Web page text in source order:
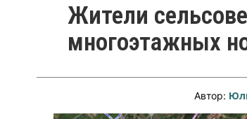
Жители
многоэтажных
Автор: